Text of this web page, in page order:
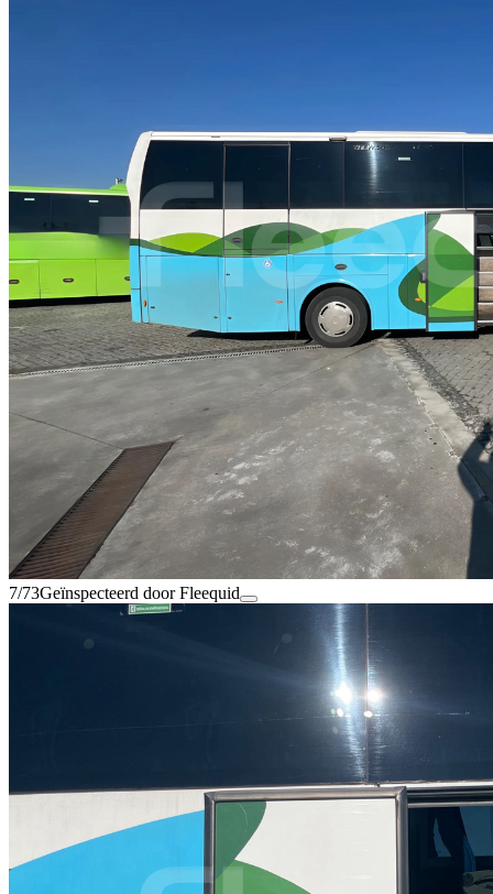
7/73Geïnspecteerd door Fleequid